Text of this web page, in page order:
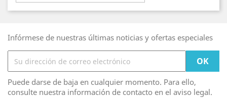
Infórmese de nuestras últimas noticias y ofertas especiales
Puede darse de baja en cualquier momento. Para ello,
consulte nuestra información de contacto en el aviso legal.